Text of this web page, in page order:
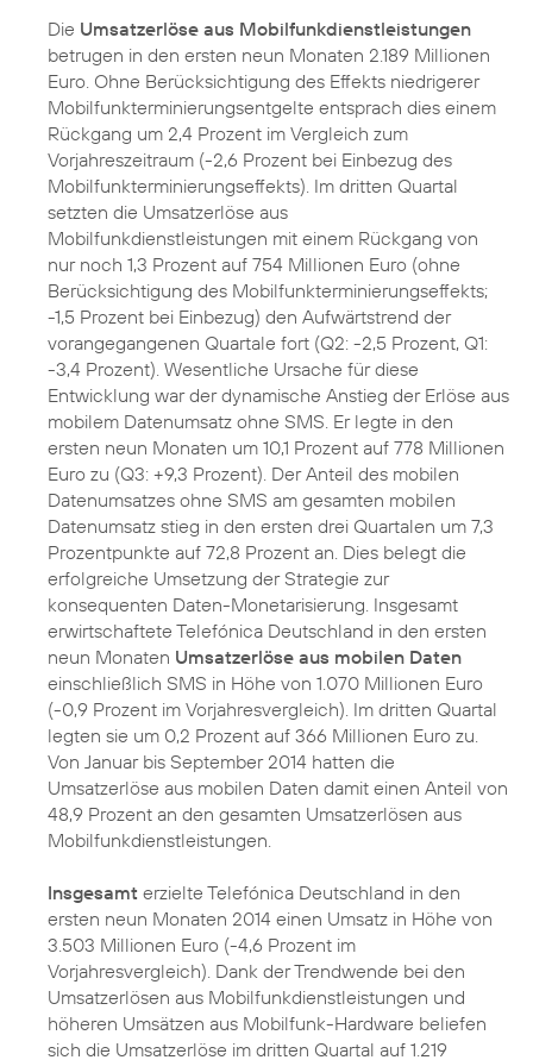
Die Umsatzerlöse aus Mobilfunkdienstleistungen
betrugen in den ersten neun Monaten 2.189 Millionen
Euro. Ohne Berücksichtigung des Effekts niedrigerer
Mobilfunkterminierungsentgelte entsprach dies einem
Rückgang um 2,4 Prozent im Vergleich zum
Vorjahreszeitraum (-2,6 Prozent bei Einbezug des
Mobilfunkterminierungseffekts). Im dritten Quartal
setzten die Umsatzerlöse aus
Mobilfunkdienstleistungen mit einem Rückgang von
nur noch 1,3 Prozent auf 754 Millionen Euro (ohne
Berücksichtigung des Mobilfunkterminierungseffekts;
-1,5 Prozent bei Einbezug) den Aufwärtstrend der
vorangegangenen Quartale fort (Q2: -2,5 Prozent, Q1:
-3,4 Prozent). Wesentliche Ursache für diese
Entwicklung war der dynamische Anstieg der Erlöse aus
mobilem Datenumsatz ohne SMS. Er legte in den
ersten neun Monaten um 10,1 Prozent auf 778 Millionen
Euro zu (Q3: +9,3 Prozent). Der Anteil des mobilen
Datenumsatzes ohne SMS am gesamten mobilen
Datenumsatz stieg in den ersten drei Quartalen um 7,3
Prozentpunkte auf 72,8 Prozent an. Dies belegt die
erfolgreiche Umsetzung der Strategie zur
konsequenten Daten-Monetarisierung. Insgesamt
erwirtschaftete Telefónica Deutschland in den ersten
neun Monaten Umsatzerlöse aus mobilen Daten
einschließlich SMS in Höhe von 1.070 Millionen Euro
(-0,9 Prozent im Vorjahresvergleich). Im dritten Quartal
legten sie um 0,2 Prozent auf 366 Millionen Euro zu.
Von Januar bis September 2014 hatten die
Umsatzerlöse aus mobilen Daten damit einen Anteil von
48,9 Prozent an den gesamten Umsatzerlösen aus
Mobilfunkdienstleistungen.
Insgesamt erzielte Telefónica Deutschland in den
ersten neun Monaten 2014 einen Umsatz in Höhe von
3.503 Millionen Euro (-4,6 Prozent im
Vorjahresvergleich). Dank der Trendwende bei den
Umsatzerlösen aus Mobilfunkdienstleistungen und
höheren Umsätzen aus Mobilfunk-Hardware beliefen
sich die Umsatzerlöse im dritten Quartal auf 1.219